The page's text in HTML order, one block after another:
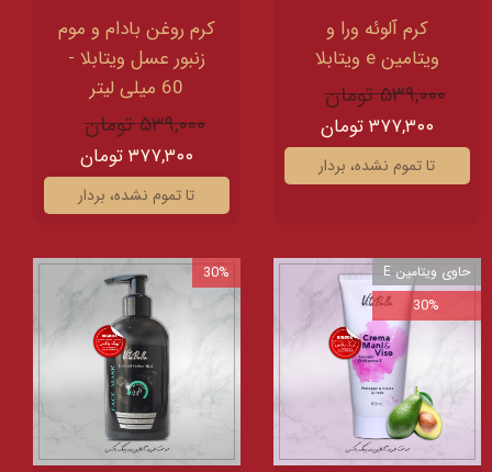
کرم آلوئه ورا و
ویتامین e ویتابلا
۵۳۹,۰۰۰ تومان
۳۷۷,۳۰۰ تومان
تا تموم نشده، بردار
کرم روغن بادام و موم
زنبور عسل ویتابلا -
60 میلی لیتر
۵۳۹,۰۰۰ تومان
۳۷۷,۳۰۰ تومان
تا تموم نشده، بردار
حاوی ویتامین E
30%
30%